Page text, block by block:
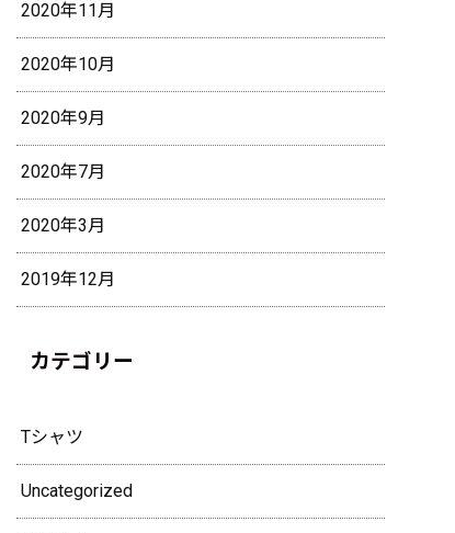
2020年11月
2020年10月
2020年9月
2020年7月
2020年3月
2019年12月
カテゴリー
Tシャツ
Uncategorized